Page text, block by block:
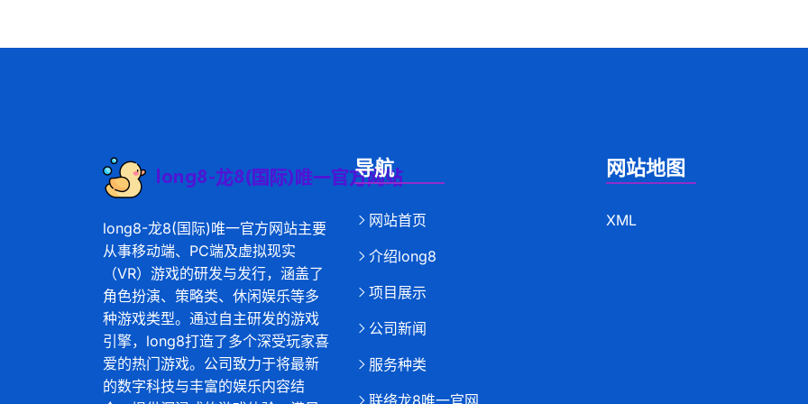
long8-龙8(国际)唯一官方网站主要
从事移动端、PC端及虚拟现实
（VR）游戏的研发与发行，涵盖了
角色扮演、策略类、休闲娱乐等多
种游戏类型。通过自主研发的游戏
引擎，long8打造了多个深受玩家喜
爱的热门游戏。公司致力于将最新
的数字科技与丰富的娱乐内容结
导航
网站首页
介绍long8
项目展示
公司新闻
服务种类
联络龙8唯一官网
网站地图
XML